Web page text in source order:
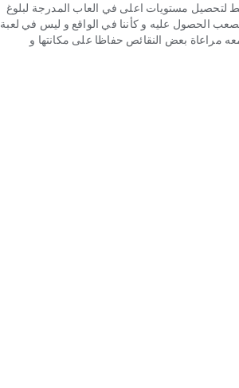
لتحصيل مستويات اعلى في العاب المدرجة لبلوغ
الحصول عليه و كأننا في الواقع و ليس في لعبة
مراعاة بعض النقائص حفاظا على مكانتها و